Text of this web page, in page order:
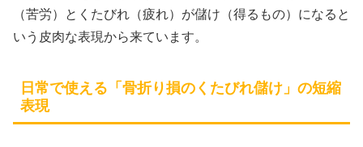
（苦労）とくたびれ（疲れ）が儲け（得るもの）になると
いう皮肉な表現から来ています。
日常で使える「骨折り損のくたびれ儲け」の短縮
表現